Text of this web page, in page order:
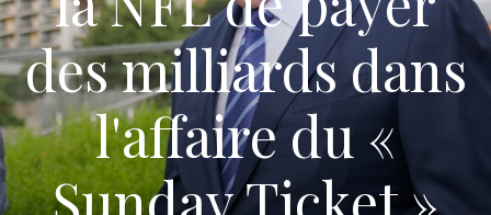
des milliards dans
l'affaire du «